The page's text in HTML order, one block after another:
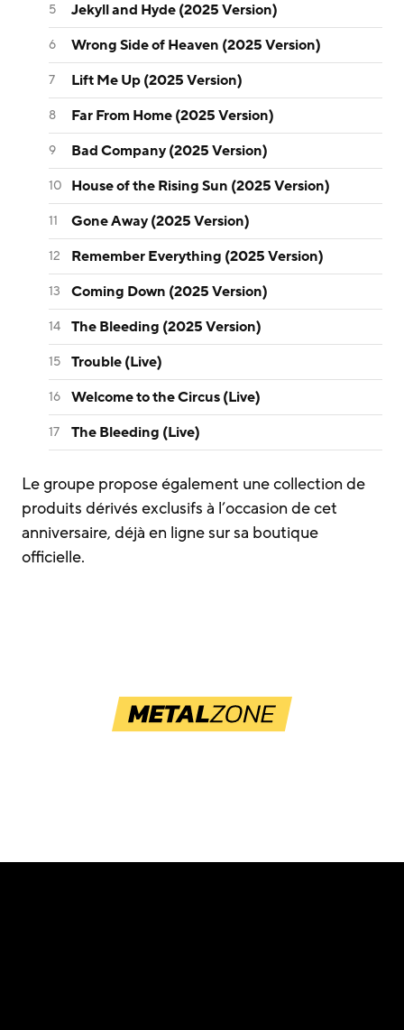
Jekyll and Hyde (2025 Version)
Wrong Side of Heaven (2025 Version)
Lift Me Up (2025 Version)
Far From Home (2025 Version)
Bad Company (2025 Version)
House of the Rising Sun (2025 Version)
Gone Away (2025 Version)
Remember Everything (2025 Version)
Coming Down (2025 Version)
The Bleeding (2025 Version)
Trouble (Live)
Welcome to the Circus (Live)
The Bleeding (Live)
Le groupe propose également une collection de
produits dérivés exclusifs à l’occasion de cet
anniversaire, déjà en ligne sur sa boutique
officielle.